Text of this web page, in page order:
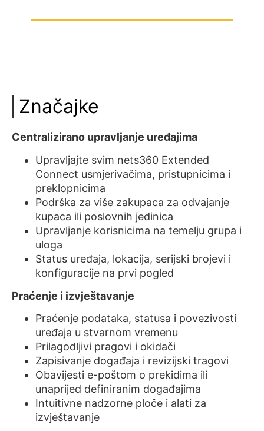
Značajke
Centralizirano upravljanje uređajima
Upravljajte svim nets360 Extended
Connect usmjerivačima, pristupnicima i
preklopnicima
Podrška za više zakupaca za odvajanje
kupaca ili poslovnih jedinica
Upravljanje korisnicima na temelju grupa i
uloga
Status uređaja, lokacija, serijski brojevi i
konfiguracije na prvi pogled
Praćenje i izvještavanje
Praćenje podataka, statusa i povezivosti
uređaja u stvarnom vremenu
Prilagodljivi pragovi i okidači
Zapisivanje događaja i revizijski tragovi
Obavijesti e-poštom o prekidima ili
unaprijed definiranim događajima
Intuitivne nadzorne ploče i alati za
izvještavanje